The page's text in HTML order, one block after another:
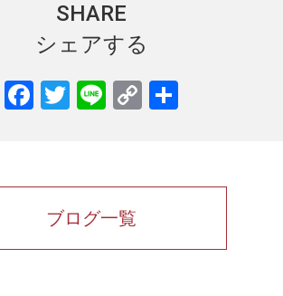
SHARE
シェアする
ブログ一覧